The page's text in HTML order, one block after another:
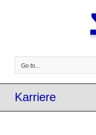
Go to...
Karriere